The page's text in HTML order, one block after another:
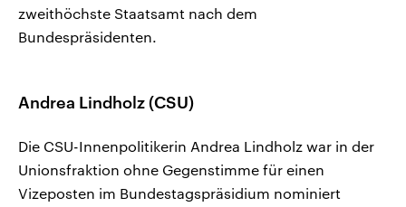
zweithöchste Staatsamt nach dem
Bundespräsidenten.
Andrea Lindholz (CSU)
Die CSU-Innenpolitikerin Andrea Lindholz war in der
Unionsfraktion ohne Gegenstimme für einen
Vizeposten im Bundestagspräsidium nominiert